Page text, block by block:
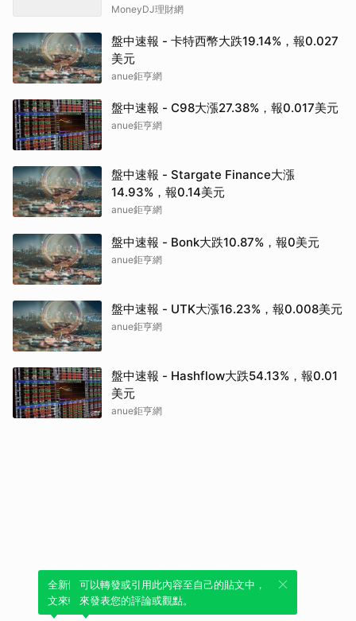
MoneyDJ理財網
盤中速報 - 卡特西幣大跌19.14%，報0.027
美元
anue鉅亨網
盤中速報 - C98大漲27.38%，報0.017美元
anue鉅亨網
盤中速報 - Stargate Finance大漲
14.93%，報0.14美元
anue鉅亨網
盤中速報 - Bonk大跌10.87%，報0美元
anue鉅亨網
盤中速報 - UTK大漲16.23%，報0.008美元
anue鉅亨網
盤中速報 - Hashflow大跌54.13%，報0.01
美元
anue鉅亨網
全新體驗！一鍵引用此內容，透過發布貼
文來輕鬆表達個人立場。
可以轉發或引用此內容至自己的貼文中，
來發表您的評論或觀點。